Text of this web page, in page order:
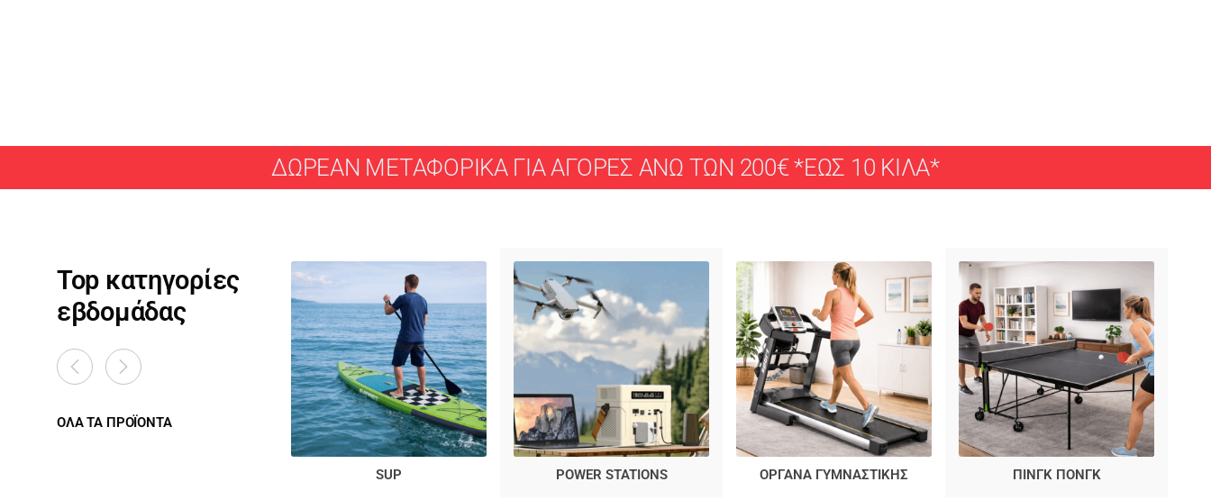
ΔΩΡΕΑΝ ΜΕΤΑΦΟΡΙΚΑ ΓΙΑ ΑΓΟΡΕΣ ΑΝΩ ΤΩΝ 200€ *ΕΩΣ 10 ΚΙΛΑ*
Top κατηγορίες
εβδομάδας
ΟΛΑ ΤΑ ΠΡΟΪΟΝΤΑ
SUP POWER STATIONS ΟΡΓΑΝΑ ΓΥΜΝΑΣΤΙΚΗΣ ΠΙΝΓΚ ΠΟΝΓΚ